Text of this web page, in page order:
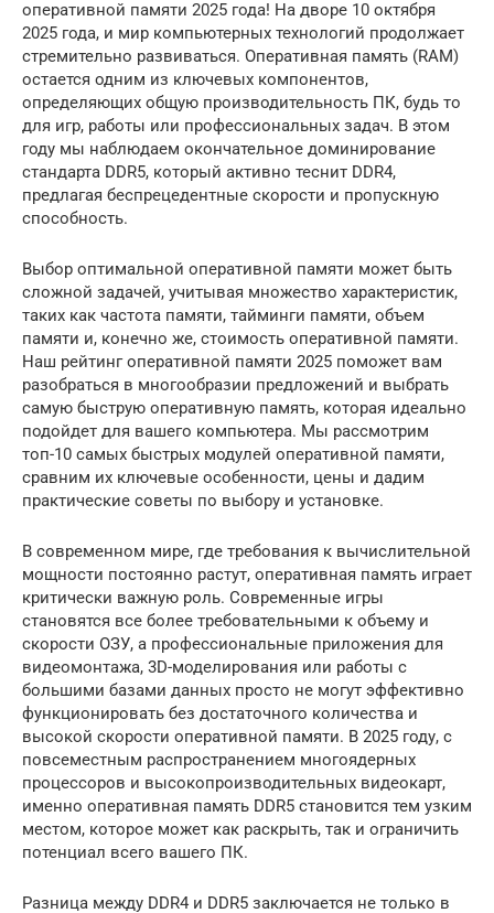
оперативной памяти 2025 года! На дворе 10 октября
2025 года, и мир компьютерных технологий продолжает
стремительно развиваться. Оперативная память (RAM)
остается одним из ключевых компонентов,
определяющих общую производительность ПК, будь то
для игр, работы или профессиональных задач. В этом
году мы наблюдаем окончательное доминирование
стандарта DDR5, который активно теснит DDR4,
предлагая беспрецедентные скорости и пропускную
способность.
Выбор оптимальной оперативной памяти может быть
сложной задачей, учитывая множество характеристик,
таких как частота памяти, тайминги памяти, объем
памяти и, конечно же, стоимость оперативной памяти.
Наш рейтинг оперативной памяти 2025 поможет вам
разобраться в многообразии предложений и выбрать
самую быструю оперативную память, которая идеально
подойдет для вашего компьютера. Мы рассмотрим
топ-10 самых быстрых модулей оперативной памяти,
сравним их ключевые особенности, цены и дадим
практические советы по выбору и установке.
В современном мире, где требования к вычислительной
мощности постоянно растут, оперативная память играет
критически важную роль. Современные игры
становятся все более требовательными к объему и
скорости ОЗУ, а профессиональные приложения для
видеомонтажа, 3D-моделирования или работы с
большими базами данных просто не могут эффективно
функционировать без достаточного количества и
высокой скорости оперативной памяти. В 2025 году, с
повсеместным распространением многоядерных
процессоров и высокопроизводительных видеокарт,
именно оперативная память DDR5 становится тем узким
местом, которое может как раскрыть, так и ограничить
потенциал всего вашего ПК.
Разница между DDR4 и DDR5 заключается не только в